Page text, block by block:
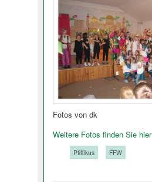
Fotos von dk
Weitere Fotos finden Sie hier
Pfiffikus FFW